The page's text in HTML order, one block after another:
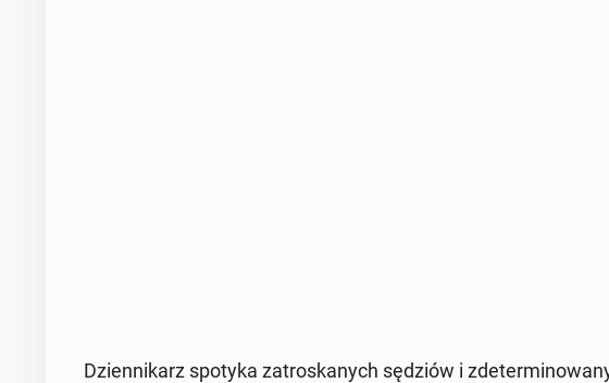
Dzien­ni­karz spotyka za­tro­ska­nych sędziów i